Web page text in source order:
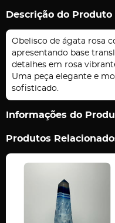
Descrição do Produto
Obelisco de ágata rosa
apresentando base
detalhes em rosa
Uma peça elegante e
sofisticado.
Informações do
Produtos